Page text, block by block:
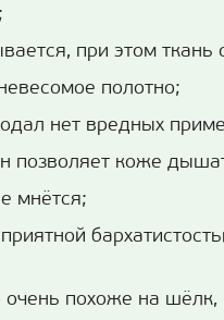
при этом ткань
полотно;
нет вредных
позволяет коже
мнётся;
очень похоже на шёлк,